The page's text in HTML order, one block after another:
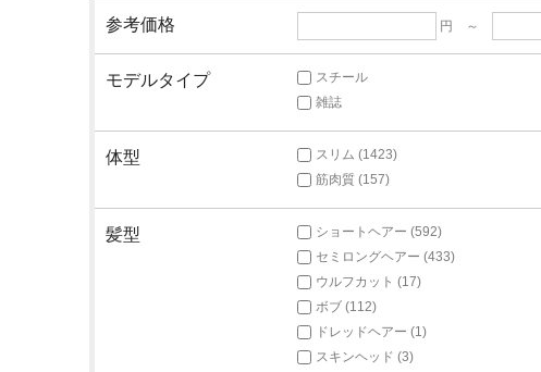
参考価格 円 ～
モデルタイプ スチール
雑誌
体型 スリム (1423)
筋肉質 (157)
髪型 ショートヘアー (592)
セミロングヘアー (433)
ウルフカット (17)
ボブ (112)
ドレッドヘアー (1)
スキンヘッド (3)